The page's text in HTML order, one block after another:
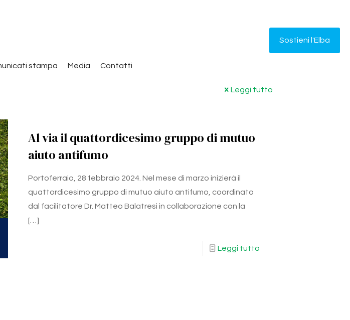
stampa Media Contatti
Sostieni l'Elba
Leggi tutto
Al via il quattordicesimo gruppo di mutuo
aiuto antifumo
Portoferraio, 28 febbraio 2024. Nel mese di marzo inizierà il
quattordicesimo gruppo di mutuo aiuto antifumo, coordinato
dal facilitatore Dr. Matteo Balatresi in collaborazione con la
[…]
Leggi tutto